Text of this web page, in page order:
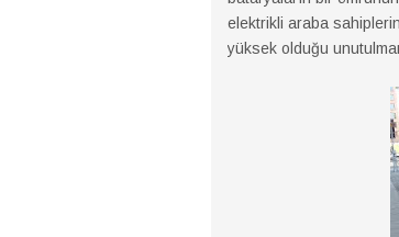
elektrikli araba
yüksek olduğu